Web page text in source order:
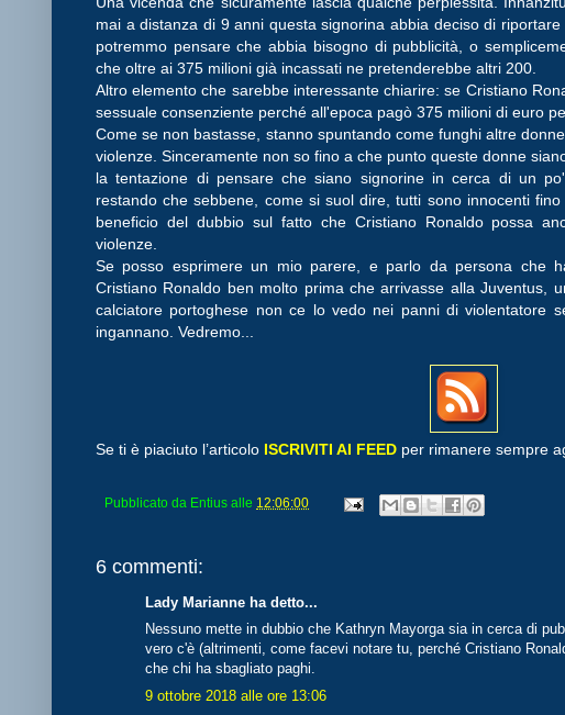
mai a distanza di 9 anni questa signorina abbia deciso di
potremmo pensare che abbia bisogno di pubblicità, o
che oltre ai 375 milioni già incassati ne pretenderebbe altri 200.
Altro elemento che sarebbe interessante chiarire: se Cristiano
sessuale consenziente perché all'epoca pagò 375 milioni di euro
Come se non bastasse, stanno spuntando come funghi altre
violenze. Sinceramente non so fino a che punto queste donne
la tentazione di pensare che siano signorine in cerca di un
restando che sebbene, come si suol dire, tutti sono innocenti
beneficio del dubbio sul fatto che Cristiano Ronaldo possa
violenze.
Se posso esprimere un mio parere, e parlo da persona che
Cristiano Ronaldo ben molto prima che arrivasse alla Juventus,
calciatore portoghese non ce lo vedo nei panni di violentatore
ingannano. Vedremo...
Se ti è piaciuto l’articolo ISCRIVITI AI FEED per rimanere sempre
Pubblicato da Entius alle 12:06:00
6 commenti:
Lady Marianne ha detto...
Nessuno mette in dubbio che Kathryn Mayorga sia in cerca di
vero c'è (altrimenti, come facevi notare tu, perché Cristiano
che chi ha sbagliato paghi.
9 ottobre 2018 alle ore 13:06